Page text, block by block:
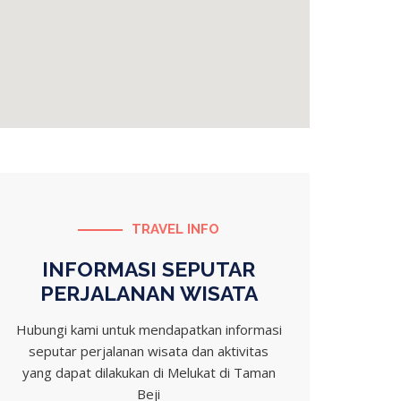
TRAVEL INFO
INFORMASI SEPUTAR
PERJALANAN WISATA
Hubungi kami untuk mendapatkan informasi
seputar perjalanan wisata dan aktivitas
yang dapat dilakukan di Melukat di Taman
Beji